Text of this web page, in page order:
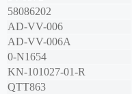
58086202
AD-VV-006
AD-VV-006A
0-N1654
KN-101027-01-R
QTT863